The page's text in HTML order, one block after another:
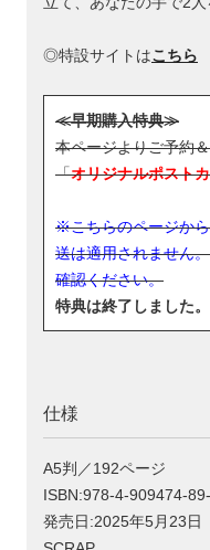
◎特設サイトはこちら
≪早期購入特典≫
本ページよりご予約
「オリジナルポスト
※こちらのページか
送は適用されません
確認ください。
特典は終了しました。
仕様
A5判／192ページ
ISBN:978-4-909474-
発売日:2025年5月23日